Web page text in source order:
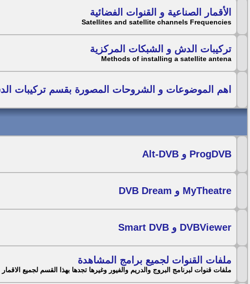
الأقمار الصناعية و القنوات الفضائية
Satellites and satellite channels Frequencies
تركيبات الدش و الشبكات المركزية
Methods of installing a satellite antena
اهم الموضوعات و الشروحات المصورة بقسم تركيبات
ProgDVB و Alt-DVB
MyTheatre و DVB Dream
DVBViewer و Smart DVB
ملفات القنوات لجميع برامج المشاهدة
ملفات قنوات لبرنامج البروج والدريم والفيور وغيرها تجدها بهذا القسم لجميع الاقمار